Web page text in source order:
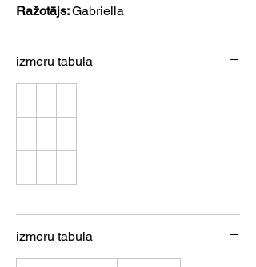
Ražotājs:Gabriella
izmēru tabula
izmēru tabula